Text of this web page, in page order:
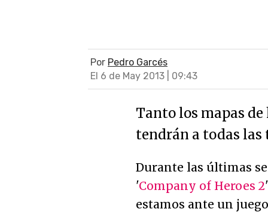
Por Pedro Garcés
El 6 de May 2013 | 09:43
Tanto los mapas
tendrán a todas
Durante las últimas
'Company of Heroes 2
estamos ante un